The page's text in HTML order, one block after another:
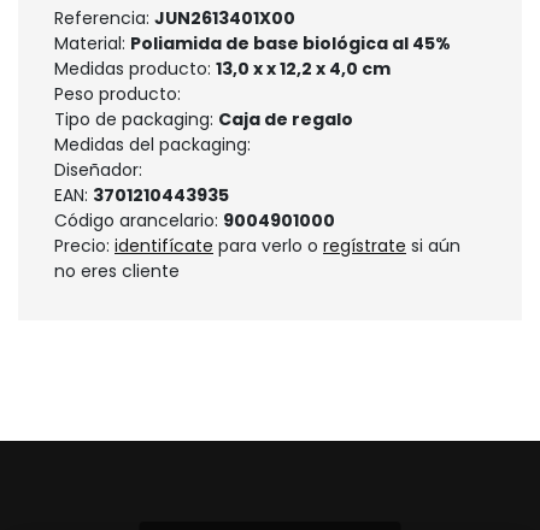
Referencia: JUN2613401X00
Material: Poliamida de base biológica al 45%
Medidas producto: 13,0 x x 12,2 x 4,0 cm
Peso producto:
Tipo de packaging: Caja de regalo
Medidas del packaging:
Diseñador:
EAN: 3701210443935
Código arancelario: 9004901000
Precio: identifícate para verlo o regístrate si aún
no eres cliente